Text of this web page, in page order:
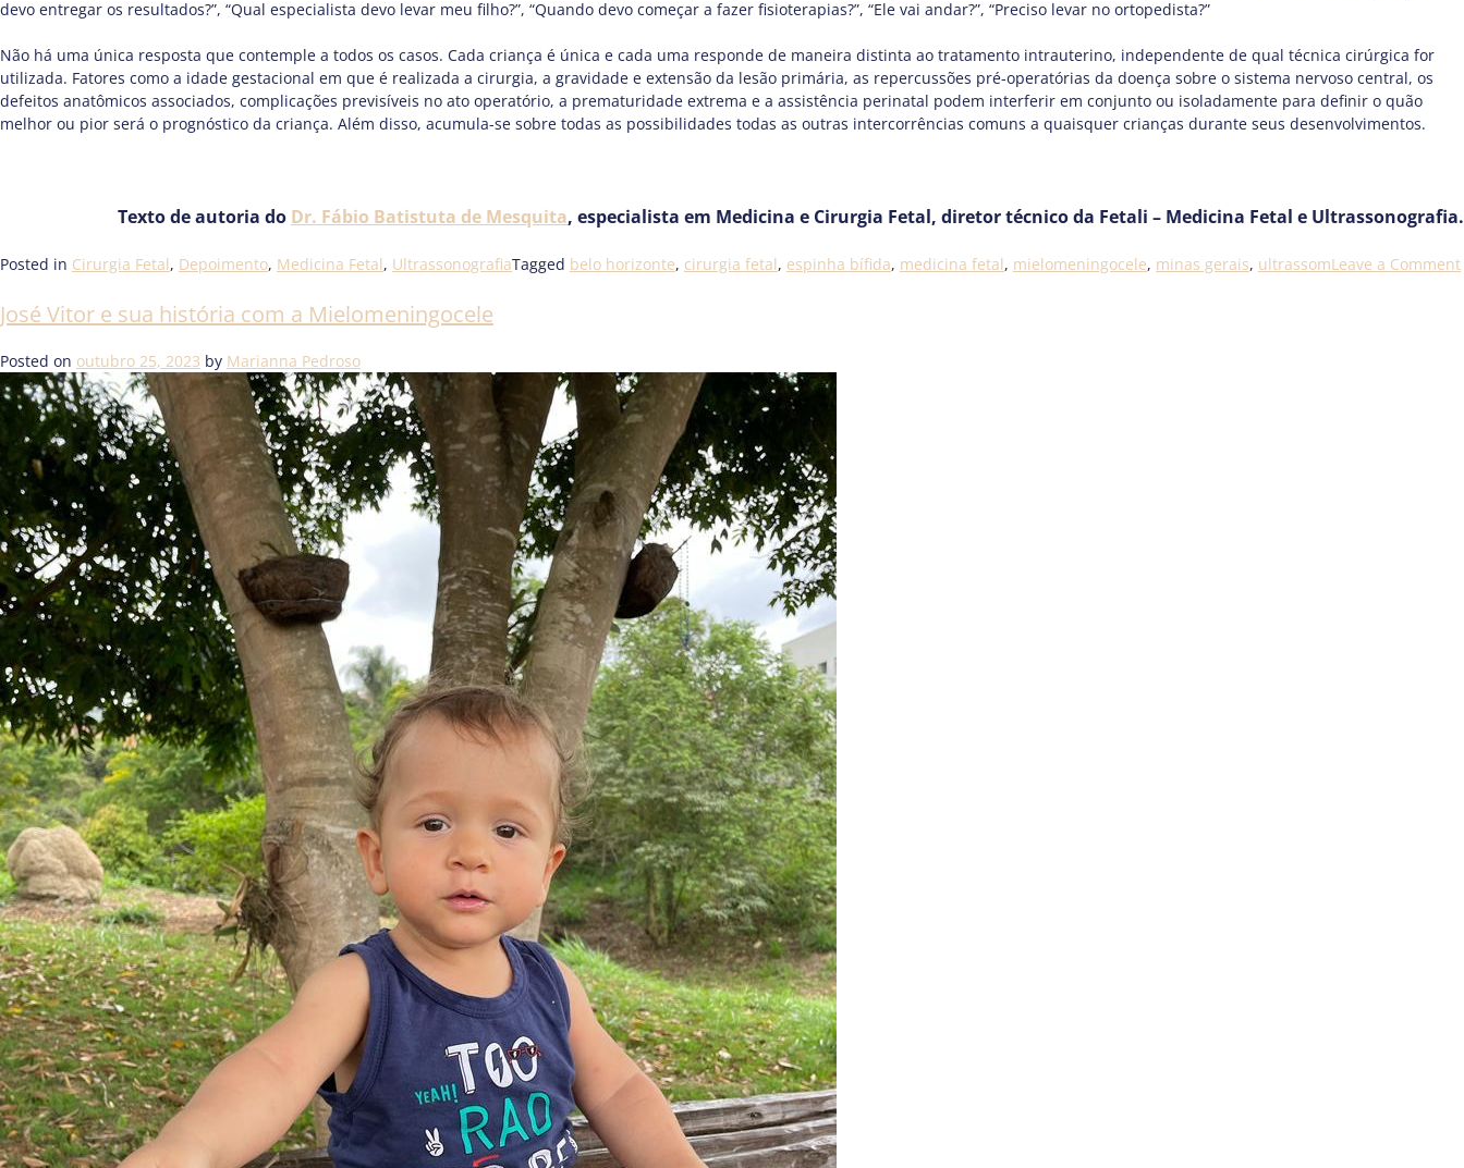
devo entregar os resultados?”, “Qual especialista devo levar meu filho?”, “Quando devo começar a fazer fisioterapias?”, “Ele vai andar?”, “Preciso levar no ortopedista?”
Não há uma única resposta que contemple a todos os casos. Cada criança é única e cada uma responde de maneira distinta ao tratamento intrauterino, independente de qual técnica cirúrgica for
utilizada. Fatores como a idade gestacional em que é realizada a cirurgia, a gravidade e extensão da lesão primária, as repercussões pré-operatórias da doença sobre o sistema nervoso central, os
defeitos anatômicos associados, complicações previsíveis no ato operatório, a prematuridade extrema e a assistência perinatal podem interferir em conjunto ou isoladamente para definir o quão
melhor ou pior será o prognóstico da criança. Além disso, acumula-se sobre todas as possibilidades todas as outras intercorrências comuns a quaisquer crianças durante seus desenvolvimentos.
Texto de autoria do Dr. Fábio Batistuta de Mesquita, especialista em Medicina e Cirurgia Fetal, diretor técnico da Fetali – Medicina Fetal e Ultrassonografia.
Posted in Cirurgia Fetal, Depoimento, Medicina Fetal, UltrassonografiaTagged belo horizonte, cirurgia fetal, espinha bífida, medicina fetal, mielomeningocele, minas gerais, ultrassomLeave a Comment
José Vitor e sua história com a Mielomeningocele
Posted on outubro 25, 2023 by Marianna Pedroso